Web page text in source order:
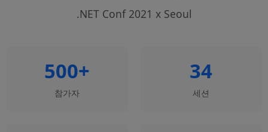
.NET Conf 2021 x Seoul
500+
참가자
34
세션